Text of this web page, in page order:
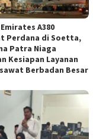
A380
Perdana di Soetta,
Patra Niaga
Kesiapan Layanan
Berbadan Besar